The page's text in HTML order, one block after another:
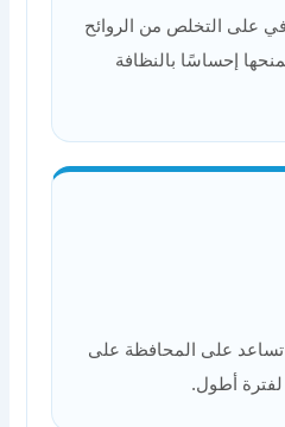
على التخلص من الروائح
إحساسًا بالنظافة
تساعد على المحافظة على
لفترة أطول.